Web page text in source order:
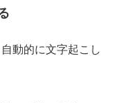
動的に文字起こし